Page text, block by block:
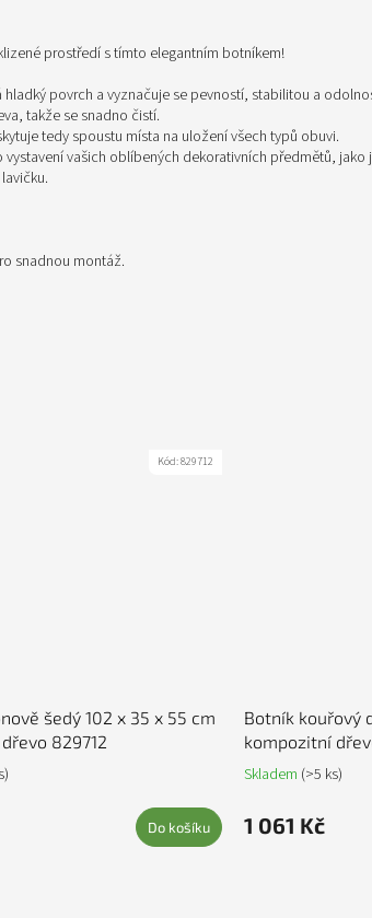
prostředí s tímto elegantním botníkem!
povrch a vyznačuje se pevností, stabilitou a
takže se snadno čistí.
tedy spoustu místa na uložení všech typů obuvi.
vašich oblíbených dekorativních předmětů, jako
snadnou montáž.
šedý 102 x 35 x 55 cm
829712
Do košíku
Kód:829712
Botník kouřový
kompozitní
Skladem (>5 ks)
1 061 Kč